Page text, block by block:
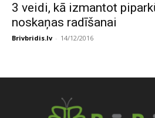
3 veidi, kā izmantot
noskaņas radīšanai
Brivbridis.lv - 14/12/2016